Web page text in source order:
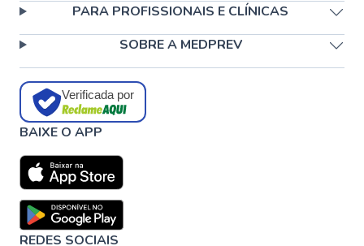
PARA PROFISSIONAIS E CLÍNICAS
SOBRE A MEDPREV
Verificada por
BAIXE O APP
REDES SOCIAIS